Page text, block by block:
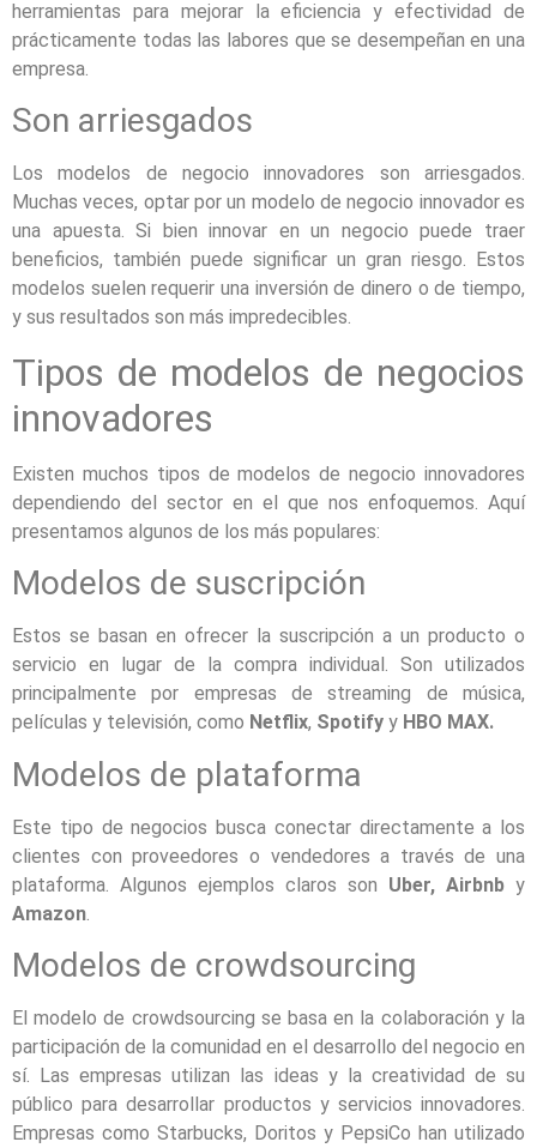
herramientas para mejorar la eficiencia y efectividad de
prácticamente todas las labores que se desempeñan en una
empresa.
Son arriesgados
Los modelos de negocio innovadores son arriesgados.
Muchas veces, optar por un modelo de negocio innovador es
una apuesta. Si bien innovar en un negocio puede traer
beneficios, también puede significar un gran riesgo. Estos
modelos suelen requerir una inversión de dinero o de tiempo,
y sus resultados son más impredecibles.
Tipos de modelos de negocios
innovadores
Existen muchos tipos de modelos de negocio innovadores
dependiendo del sector en el que nos enfoquemos. Aquí
presentamos algunos de los más populares:
Modelos de suscripción
Estos se basan en ofrecer la suscripción a un producto o
servicio en lugar de la compra individual. Son utilizados
principalmente por empresas de streaming de música,
películas y televisión, como Netflix, Spotify y HBO MAX.
Modelos de plataforma
Este tipo de negocios busca conectar directamente a los
clientes con proveedores o vendedores a través de una
plataforma. Algunos ejemplos claros son Uber, Airbnb y
Amazon
Modelos de crowdsourcing
El modelo de crowdsourcing se basa en la colaboración y la
participación de la comunidad en el desarrollo del negocio en
sí. Las empresas utilizan las ideas y la creatividad de su
público para desarrollar productos y servicios innovadores.
Empresas como Starbucks, Doritos y PepsiCo han utilizado